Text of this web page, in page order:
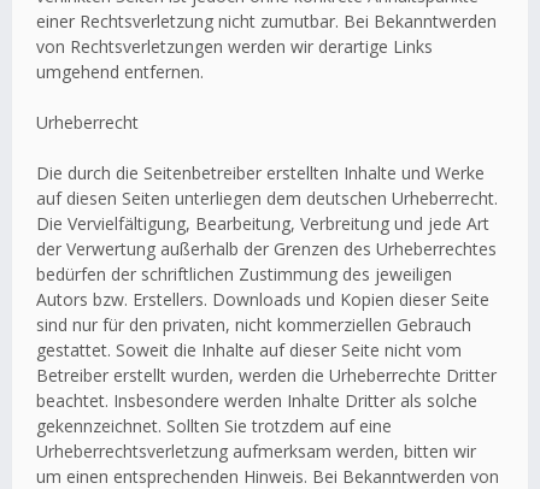
einer Rechtsverletzung nicht zumutbar. Bei Bekanntwerden
von Rechtsverletzungen werden wir derartige Links
umgehend entfernen.
Urheberrecht
Die durch die Seitenbetreiber erstellten Inhalte und Werke
auf diesen Seiten unterliegen dem deutschen Urheberrecht.
Die Vervielfältigung, Bearbeitung, Verbreitung und jede Art
der Verwertung außerhalb der Grenzen des Urheberrechtes
bedürfen der schriftlichen Zustimmung des jeweiligen
Autors bzw. Erstellers. Downloads und Kopien dieser Seite
sind nur für den privaten, nicht kommerziellen Gebrauch
gestattet. Soweit die Inhalte auf dieser Seite nicht vom
Betreiber erstellt wurden, werden die Urheberrechte Dritter
beachtet. Insbesondere werden Inhalte Dritter als solche
gekennzeichnet. Sollten Sie trotzdem auf eine
Urheberrechtsverletzung aufmerksam werden, bitten wir
um einen entsprechenden Hinweis. Bei Bekanntwerden von